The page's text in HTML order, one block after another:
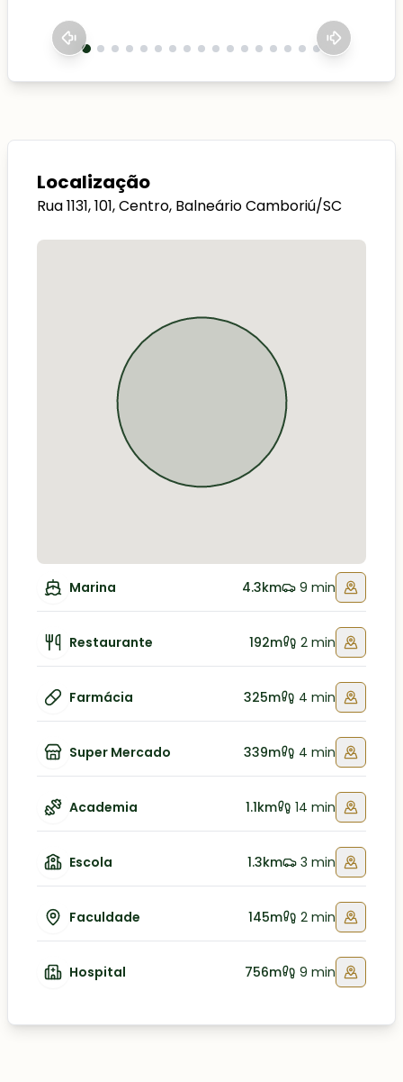
Localização
Rua 1131, 101, Centro, Balneário Camboriú/SC
Marina 4.3km 9 min
Restaurante 192m 2 min
Farmácia 325m 4 min
Super Mercado 339m 4 min
Academia 1.1km 14 min
Escola 1.3km 3 min
Faculdade 145m 2 min
Hospital 756m 9 min